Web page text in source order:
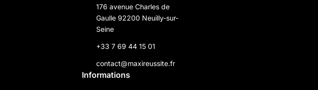
176 avenue Charles de
Gaulle 92200 Neuilly-sur-
Seine
+33 7 69 44 15 01
contact@maxireussite.fr
Informations